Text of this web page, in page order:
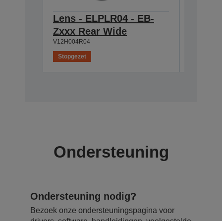
Lens - ELPLR04 - EB-
Zxxx Rear Wide
V12H004R04
Stopgezet
Ondersteuning
Ondersteuning nodig?
Bezoek onze ondersteuningspagina voor